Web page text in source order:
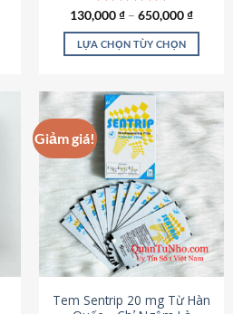
phẩm
Được xếp
hạng5.00
5 sao
130,000₫ – 650,000₫
LỰA CHỌN TÙY CHỌN
này
có
nhiều
biến
thể.
Các
tùy
chọn
có
thể
chọn
Giảm giá!
Tem Sentrip 20 mg Từ Hàn